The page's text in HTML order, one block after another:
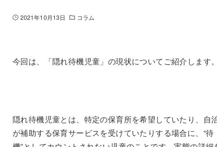
2021年10月13日 コラム
今回は、「隠れ待機児童」の現状についてご紹介します
隠れ待機児童とは、特定の保育所を希望していたり、自
が補助する保育サービスを受けていたりする場合に、“待